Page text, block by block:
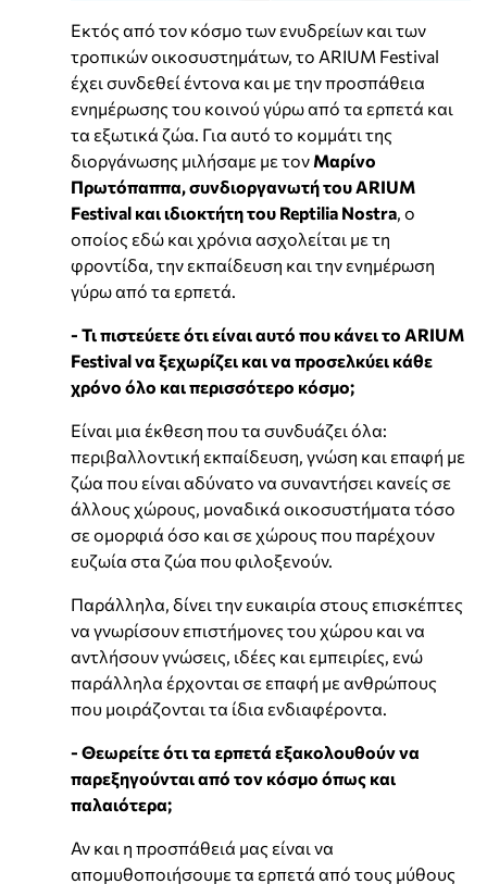
Εκτός από τον κόσμο των ενυδρείων και των
τροπικών οικοσυστημάτων, το ARIUM Festival
έχει συνδεθεί έντονα και με την προσπάθεια
ενημέρωσης του κοινού γύρω από τα ερπετά και
τα εξωτικά ζώα. Για αυτό το κομμάτι της
διοργάνωσης μιλήσαμε με τον Μαρίνο
Πρωτόπαππα, συνδιοργανωτή του ARIUM
Festival και ιδιοκτήτη του Reptilia Nostra , ο
οποίος εδώ και χρόνια ασχολείται με τη
φροντίδα, την εκπαίδευση και την ενημέρωση
γύρω από τα ερπετά.
- Τι πιστεύετε ότι είναι αυτό που κάνει το ARIUM
Festival να ξεχωρίζει και να προσελκύει κάθε
χρόνο όλο και περισσότερο κόσμο;
Είναι μια έκθεση που τα συνδυάζει όλα:
περιβαλλοντική εκπαίδευση, γνώση και επαφή με
ζώα που είναι αδύνατο να συναντήσει κανείς σε
άλλους χώρους, μοναδικά οικοσυστήματα τόσο
σε ομορφιά όσο και σε χώρους που παρέχουν
ευζωία στα ζώα που φιλοξενούν.
Παράλληλα, δίνει την ευκαιρία στους επισκέπτες
να γνωρίσουν επιστήμονες του χώρου και να
αντλήσουν γνώσεις, ιδέες και εμπειρίες, ενώ
παράλληλα έρχονται σε επαφή με ανθρώπους
που μοιράζονται τα ίδια ενδιαφέροντα.
- Θεωρείτε ότι τα ερπετά εξακολουθούν να
παρεξηγούνται από τον κόσμο όπως και
παλαιότερα;
Αν και η προσπάθειά μας είναι να
απομυθοποιήσουμε τα ερπετά από τους μύθους